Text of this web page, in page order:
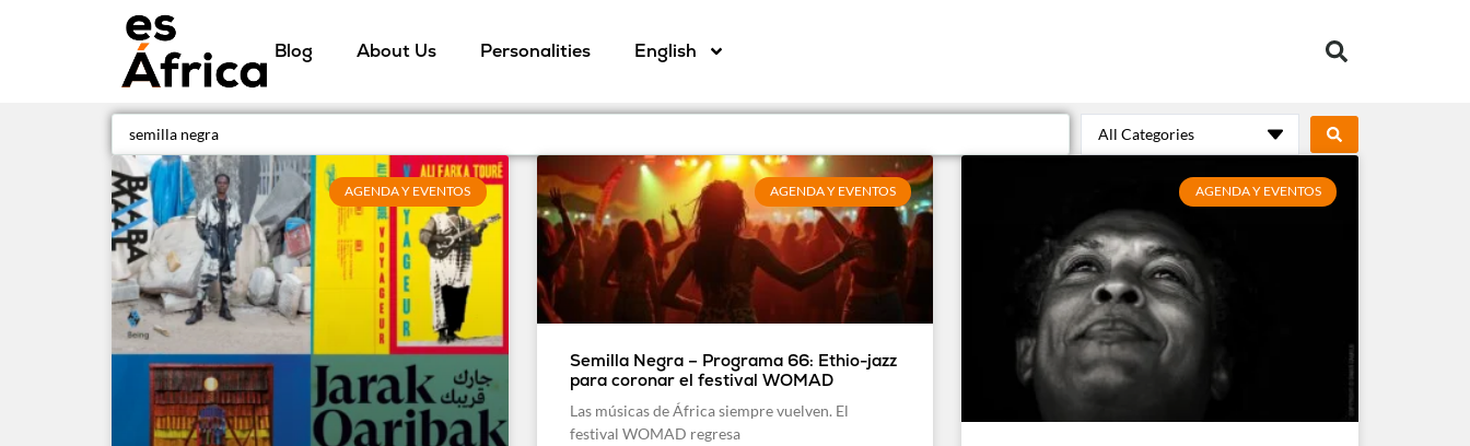
Blog About Us Personalities English
All Categories
AGENDA Y EVENTOS AGENDA Y EVENTOS
Semilla Negra – Programa 66: Ethio-jazz
para coronar el festival WOMAD
Las músicas de África siempre vuelven. El
festival WOMAD regresa
AGENDA Y EVENTOS